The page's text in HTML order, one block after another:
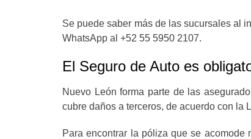
Se puede saber más de las sucursales al
WhatsApp al +52 55 5950 2107.
El Seguro de Auto es
Nuevo León forma parte de las
cubre daños a terceros, de acuerdo con la
Para encontrar la póliza que se